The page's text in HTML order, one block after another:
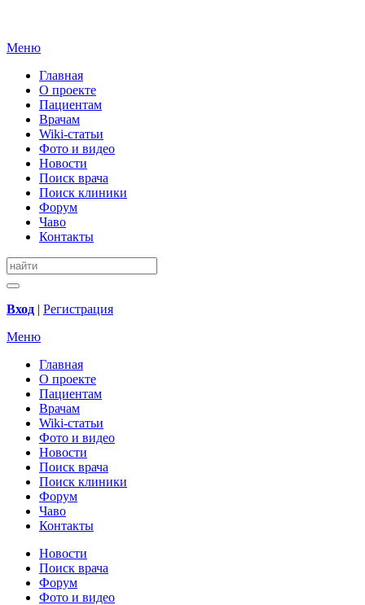
Меню
Главная
О проекте
Пациентам
Врачам
Wiki-статьи
Фото и видео
Новости
Поиск врача
Поиск клиники
Форум
Чаво
Контакты
Вход | Регистрация
Меню
Главная
О проекте
Пациентам
Врачам
Wiki-статьи
Фото и видео
Новости
Поиск врача
Поиск клиники
Форум
Чаво
Контакты
Новости
Поиск врача
Форум
Фото и видео